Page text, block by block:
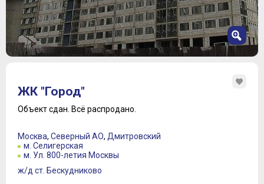
3
4
6
7
ЖК "Город"
Объект сдан. Всё распродано.
Москва, Северный АО, Дмитровский
м. Селигерская
м. Ул. 800-летия Москвы
ж/д ст. Бескудниково